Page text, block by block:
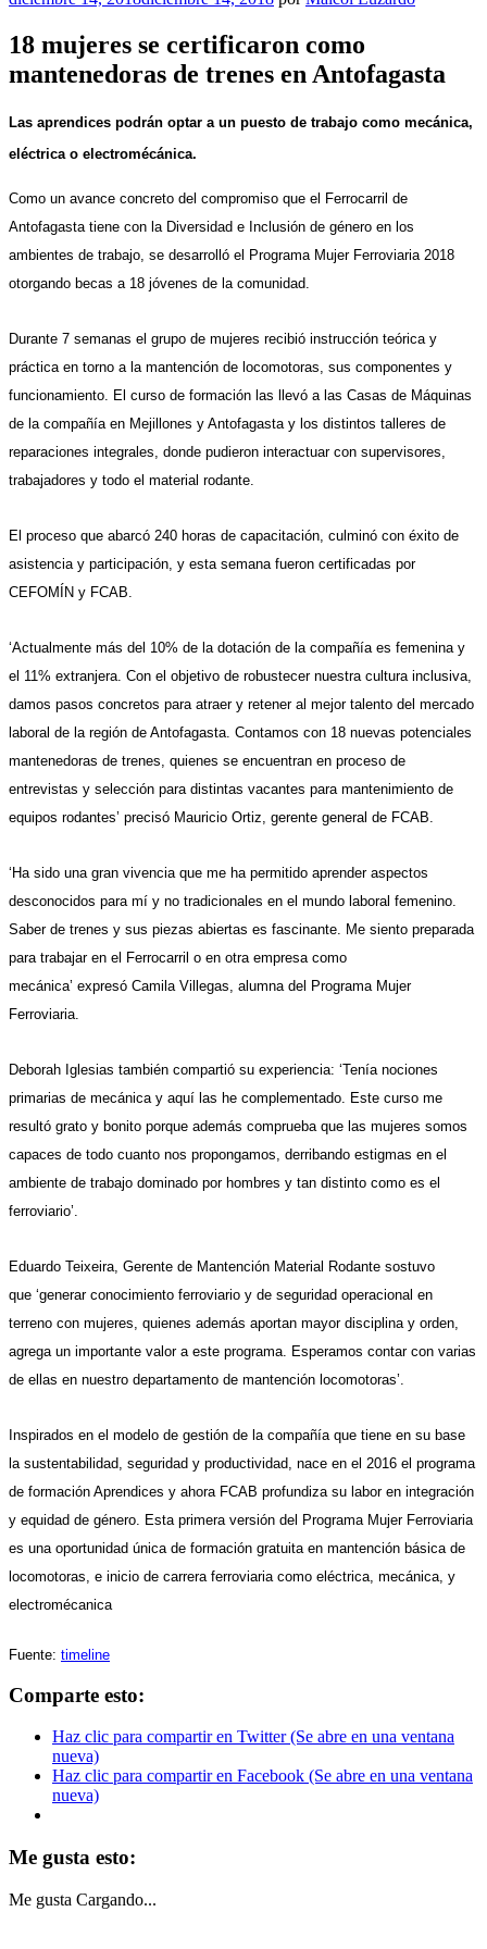
18 mujeres se certificaron como
mantenedoras de trenes en Antofagasta
Las aprendices podrán optar a un puesto de trabajo como mecánica,
eléctrica o electromécánica.
Como un avance concreto del compromiso que el Ferrocarril de
Antofagasta tiene con la Diversidad e Inclusión de género en los
ambientes de trabajo, se desarrolló el Programa Mujer Ferroviaria 2018
otorgando becas a 18 jóvenes de la comunidad.
Durante 7 semanas el grupo de mujeres recibió instrucción teórica y
práctica en torno a la mantención de locomotoras, sus componentes y
funcionamiento. El curso de formación las llevó a las Casas de Máquinas
de la compañía en Mejillones y Antofagasta y los distintos talleres de
reparaciones integrales, donde pudieron interactuar con supervisores,
trabajadores y todo el material rodante.
El proceso que abarcó 240 horas de capacitación, culminó con éxito de
asistencia y participación, y esta semana fueron certificadas por
CEFOMÍN y FCAB.
‘Actualmente más del 10% de la dotación de la compañía es femenina y
el 11% extranjera. Con el objetivo de robustecer nuestra cultura inclusiva,
damos pasos concretos para atraer y retener al mejor talento del mercado
laboral de la región de Antofagasta. Contamos con 18 nuevas potenciales
mantenedoras de trenes, quienes se encuentran en proceso de
entrevistas y selección para distintas vacantes para mantenimiento de
equipos rodantes’ precisó Mauricio Ortiz, gerente general de FCAB.
‘Ha sido una gran vivencia que me ha permitido aprender aspectos
desconocidos para mí y no tradicionales en el mundo laboral femenino.
Saber de trenes y sus piezas abiertas es fascinante. Me siento preparada
para trabajar en el Ferrocarril o en otra empresa como
mecánica’ expresó Camila Villegas, alumna del Programa Mujer
Ferroviaria.
Deborah Iglesias también compartió su experiencia: ‘Tenía nociones
primarias de mecánica y aquí las he complementado. Este curso me
resultó grato y bonito porque además comprueba que las mujeres somos
capaces de todo cuanto nos propongamos, derribando estigmas en el
ambiente de trabajo dominado por hombres y tan distinto como es el
ferroviario’.
Eduardo Teixeira, Gerente de Mantención Material Rodante sostuvo
que ‘generar conocimiento ferroviario y de seguridad operacional en
terreno con mujeres, quienes además aportan mayor disciplina y orden,
agrega un importante valor a este programa. Esperamos contar con varias
de ellas en nuestro departamento de mantención locomotoras’.
Inspirados en el modelo de gestión de la compañía que tiene en su base
la sustentabilidad, seguridad y productividad, nace en el 2016 el programa
de formación Aprendices y ahora FCAB profundiza su labor en integración
y equidad de género. Esta primera versión del Programa Mujer Ferroviaria
es una oportunidad única de formación gratuita en mantención básica de
locomotoras, e inicio de carrera ferroviaria como eléctrica, mecánica, y
electromécanica
Fuente: timeline
Comparte esto:
Haz clic para compartir en Twitter (Se abre en una ventana
nueva)
Haz clic para compartir en Facebook (Se abre en una ventana
nueva)
Me gusta esto:
Me gusta Cargando...